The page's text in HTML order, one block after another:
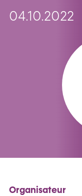
04.10.2022
Organisateur